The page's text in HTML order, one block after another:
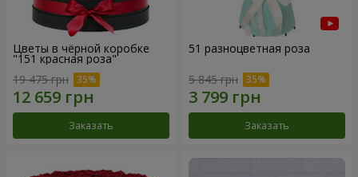
Цветы в чёрной коробке
"151 красная роза"
19 475 грн
Заказать
51 разноцветная роза
5 845 грн
Заказать